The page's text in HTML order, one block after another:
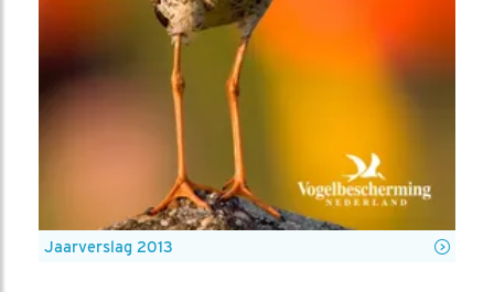
Jaarverslag 2013